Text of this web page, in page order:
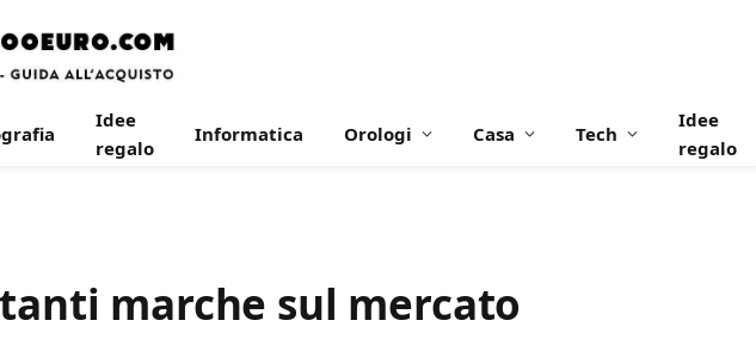
Idee
regalo
Informatica Orologi Casa Tech
Idee
regalo
marche sul mercato